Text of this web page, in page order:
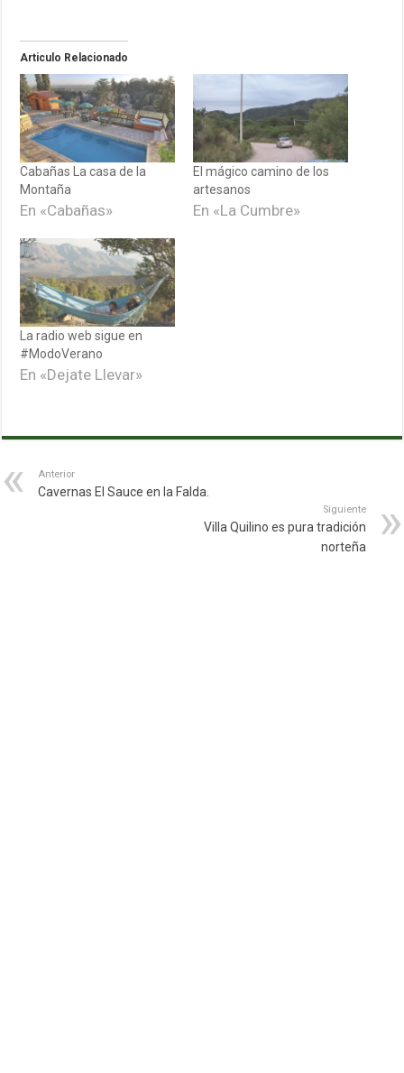
Articulo Relacionado
Cabañas La casa de la
Montaña
En «Cabañas»
El mágico camino de los
artesanos
En «La Cumbre»
La radio web sigue en
#ModoVerano
En «Dejate Llevar»
Anterior
Cavernas El Sauce en la Falda.
Siguiente
Villa Quilino es pura tradición
norteña